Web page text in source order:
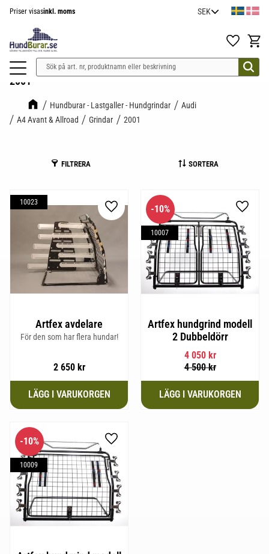
Priser visasinkl. moms
Favoriter
2001
Hundburar - Lastgaller - Hundgrindar
Audi
A4 Avant & Allroad
Grindar 2001
FILTRERA SORTERA
Artfex avdelare
För den som har flera hundar!
2 650kr
10023
Lägg till i favoriter
Artfex hundgrind modell
2 Dubbeldörr
4 050kr
4 500kr
10%
10007
Lägg
10%
10009
Lägg till i favoriter